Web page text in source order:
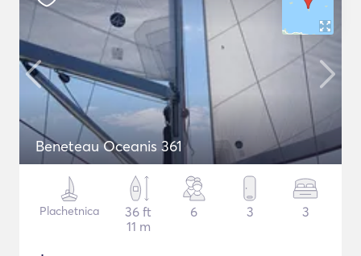
Beneteau Oceanis 361
Plachetnica
36 ft
11 m
6 3 3